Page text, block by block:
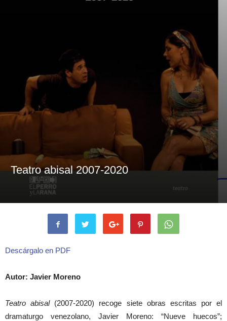
Teatro abisal 2007-2020
Descárgalo en PDF
Autor: Javier Moreno
Teatro abisal (2007-2020) recoge siete obras escritas por el
dramaturgo venezolano, Javier Moreno: “Nueve huecos”;